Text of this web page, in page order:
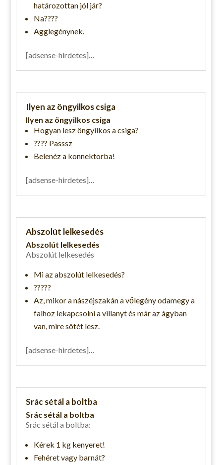
határozottan jól jár?
Na????
Agglegénynek.
[adsense-hirdetes]…
Ilyen az öngyilkos csiga
Ilyen az öngyilkos csiga
Hogyan lesz öngyilkos a csiga?
???? Passsz
Belenéz a konnektorba!
[adsense-hirdetes]…
Abszolút lelkesedés
Abszolút lelkesedés
Abszolút lelkesedés
Mi az abszolút lelkesedés?
?????
Az, mikor a nászéjszakán a vőlegény odamegy a
falhoz lekapcsolni a villanyt és már az ágyban
van, mire sötét lesz.
[adsense-hirdetes]…
Srác sétál a boltba
Srác sétál a boltba
Srác sétál a boltba:
Kérek 1 kg kenyeret!
Fehéret vagy barnát?